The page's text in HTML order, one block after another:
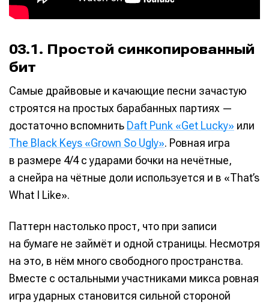
03.1. Простой синкопированный
бит
Самые драйвовые и качающие песни зачастую
строятся на простых барабанных партиях —
достаточно вспомнить Daft Punk «Get Lucky» или
The Black Keys «Grown So Ugly». Ровная игра
в размере 4/4 с ударами бочки на нечётные,
а снейра на чётные доли используется и в «That’s
What I Like».
Паттерн настолько прост, что при записи
на бумаге не займёт и одной страницы. Несмотря
на это, в нём много свободного пространства.
Вместе с остальными участниками микса ровная
игра ударных становится сильной стороной